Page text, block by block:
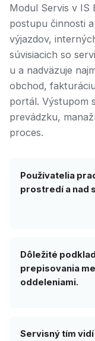
Modul Servis v IS
postupu činnosti
výjazdov,
súvisiacich so
u a nadväzuje
obchod,
portál. Výstupom
prevádzku,
proces.
Používatelia
prostredí a nad
Dôležité
prepisovania
oddeleniami.
Servisný tím